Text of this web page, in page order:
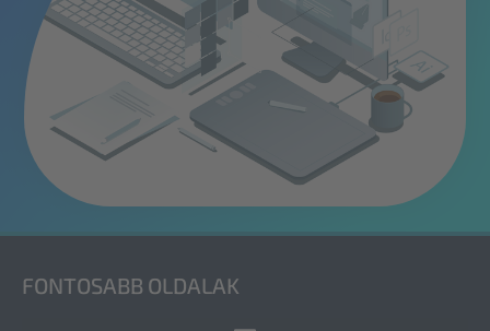
FONTOSABB OLDALAK